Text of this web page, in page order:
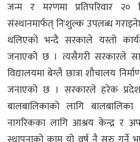
जन्म र मरणमा प्रतिपरिवार
संस्थानमार्फत् निःशुल्क उपलब्ध
थलिएको भन्दै सरकाले यस्तो
जनाएको छ । त्यसैगरी सरकारले
विद्यालयमा बेग्लै छात्रा शौचालय
जनाएको छ । सरकारले हरेक
बालबालिकाको लागि बालबालिका
नागरिकका लागि आश्रय केन्द्र र